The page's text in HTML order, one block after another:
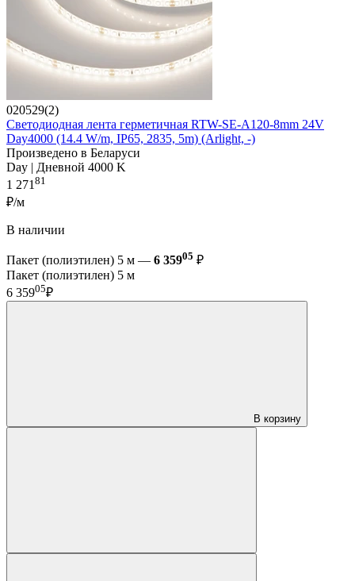
020529(2)
Светодиодная лента герметичная RTW-SE-A120-8mm 24V
Day4000 (14.4 W/m, IP65, 2835, 5m) (Arlight, -)
Произведено в Беларуси
Day | Дневной 4000 K
1 27181
₽/м
В наличии
Пакет (полиэтилен) 5 м — 6 35905 ₽
Пакет (полиэтилен) 5 м
6 35905₽
В корзину